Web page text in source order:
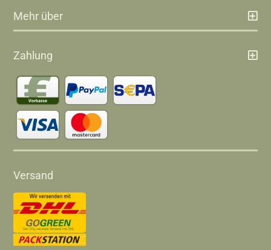
Mehr über
Zahlung
Versand